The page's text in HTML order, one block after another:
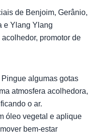
de Benjoim, Gerânio,
e Ylang Ylang
promotor de
Pingue algumas gotas
atmosfera acolhedora,
o ar.
óleo vegetal e aplique
bem-estar